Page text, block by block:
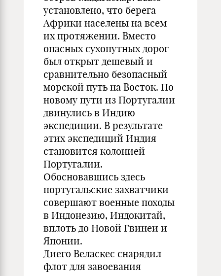
установлено, что берега
Африки населены на всем
их протяжении. Вместо
опасных сухопутных дорог
был открыт дешевый и
сравнительно безопасный
морской путь на Восток. По
новому пути из Португалии
двинулись в Индию
экспедиции. В результате
этих экспедиций Индия
становится колонией
Португалии.
Обосновавшись здесь
португальские захватчики
совершают военные походы
в Индонезию, Индокитай,
вплоть до Новой Гвинеи и
Японии.
Диего Веласкес снарядил
флот для завоевания